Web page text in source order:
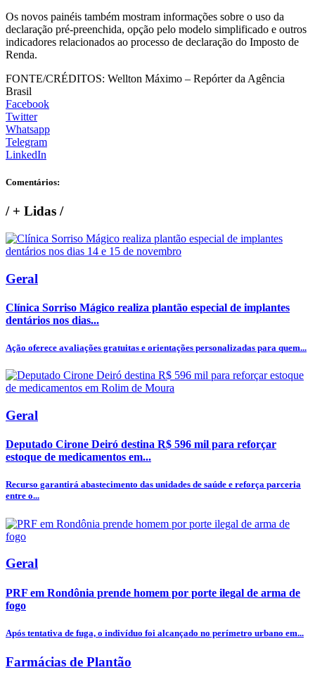
Os novos painéis também mostram informações sobre o uso da
declaração pré-preenchida, opção pelo modelo simplificado e outros
indicadores relacionados ao processo de declaração do Imposto de
Renda.
FONTE/CRÉDITOS: Wellton Máximo – Repórter da Agência
Brasil
Facebook
Twitter
Whatsapp
Telegram
LinkedIn
Comentários:
/+ Lidas /
Geral
Clínica Sorriso Mágico realiza plantão especial de implantes
dentários nos dias...
Ação oferece avaliações gratuitas e orientações personalizadas para quem...
Geral
Deputado Cirone Deiró destina R$ 596 mil para reforçar
estoque de medicamentos em...
Recurso garantirá abastecimento das unidades de saúde e reforça parceria
entre o...
Geral
PRF em Rondônia prende homem por porte ilegal de arma de
fogo
Após tentativa de fuga, o indivíduo foi alcançado no perímetro urbano em...
Farmácias de Plantão